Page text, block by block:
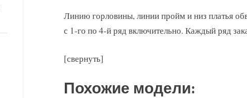
Линию горловины, линии пройм и низ платья
с 1-го по 4-й ряд включительно. Каждый ряд
[свернуть]
Похожие модели: